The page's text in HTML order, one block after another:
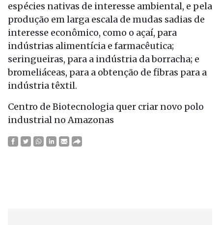
espécies nativas de interesse ambiental, e pela
produção em larga escala de mudas sadias de
interesse econômico, como o açaí, para
indústrias alimentícia e farmacêutica;
seringueiras, para a indústria da borracha; e
bromeliáceas, para a obtenção de fibras para a
indústria têxtil.
Centro de Biotecnologia quer criar novo polo
industrial no Amazonas